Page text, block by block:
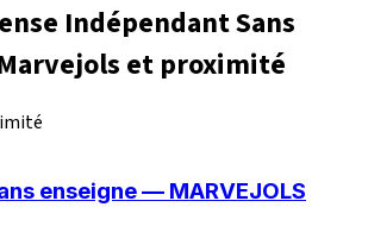
Indépendant Sans
et proximité
enseigne — MARVEJOLS